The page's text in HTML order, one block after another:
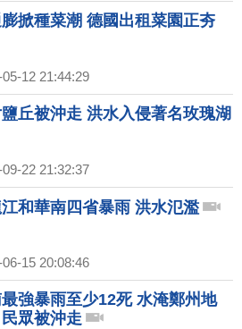
掀種菜潮 德國出租菜園正夯
05-12 21:44:29
丘被沖走 洪水入侵著名玫瑰湖
09-22 21:32:37
和華南四省暴雨 洪水氾濫
06-15 20:08:46
強暴雨至少12死 水淹鄭州地
眾被沖走